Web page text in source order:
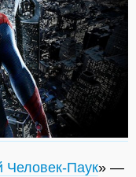
Человек-Паук» —